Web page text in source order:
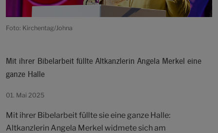
Foto: Kirchentag/Johna
Mit ihrer Bibelarbeit füllte Altkanzlerin Angela Merkel eine
ganze Halle
01. Mai 2025
Mit ihrer Bibelarbeit füllte sie eine ganze Halle:
Altkanzlerin Angela Merkel widmete sich am